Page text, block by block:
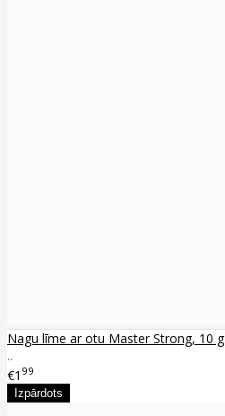
Nagu līme ar otu Master Strong, 10 g
..
€1 99